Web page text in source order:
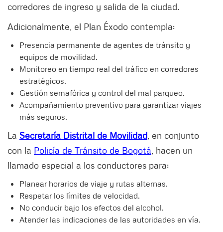
corredores de ingreso y salida de la ciudad.
Adicionalmente, el Plan Éxodo contempla:
Presencia permanente de agentes de tránsito y
equipos de movilidad.
Monitoreo en tiempo real del tráfico en corredores
estratégicos.
Gestión semafórica y control del mal parqueo.
Acompañamiento preventivo para garantizar viajes
más seguros.
La Secretaría Distrital de Movilidad , en conjunto
con la Policía de Tránsito de Bogotá , hacen un
llamado especial a los conductores para:
Planear horarios de viaje y rutas alternas.
Respetar los límites de velocidad.
No conducir bajo los efectos del alcohol.
Atender las indicaciones de las autoridades en vía.